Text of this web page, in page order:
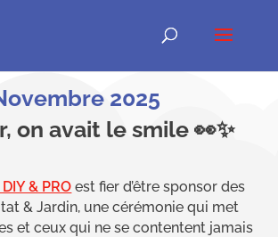
2025
on avait le smile 👀✨
& PRO est fier d’être sponsor des
& Jardin, une cérémonie qui met
et ceux qui ne se contentent jamais